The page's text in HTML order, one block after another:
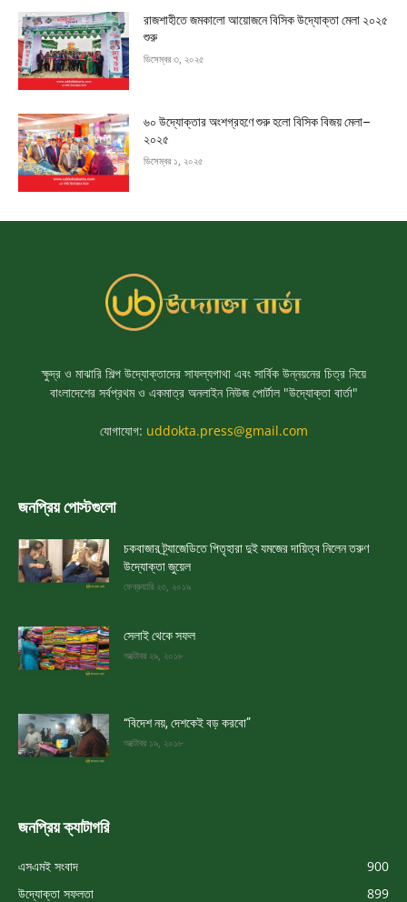
রাজশাহীতে জমকালো আয়োজনে বিসিক উদ্যোক্তা মেলা ২০২৫
শুরু
ডিসেম্বর ৩, ২০২৫
৬০ উদ্যোক্তার অংশগ্রহণে শুরু হলো বিসিক বিজয় মেলা–
২০২৫
ডিসেম্বর ১, ২০২৫
ক্ষুদ্র ও মাঝারি শিল্প উদ্যোক্তাদের সাফল্যগাথা এবং সার্বিক উন্নয়নের চিত্র নিয়ে
বাংলাদেশের সর্বপ্রথম ও একমাত্র অনলাইন নিউজ পোর্টাল "উদ্যোক্তা বার্তা"
যোগাযোগ: uddokta.press@gmail.com
জনপ্রিয় পোস্টগুলো
চকবাজার ট্র্যাজেডিতে পিতৃহারা দুই যমজের দায়িত্ব নিলেন তরুণ
উদ্যোক্তা জুয়েল
ফেব্রুয়ারি ২৩, ২০১৯
সেলাই থেকে সফল
অক্টোবর ২৯, ২০১৮
“বিদেশ নয়, দেশকেই বড় করবো”
অক্টোবর ১৯, ২০১৮
জনপ্রিয় ক্যাটাগরি
এসএমই সংবাদ
900
উদ্যোক্তা সফলতা
899